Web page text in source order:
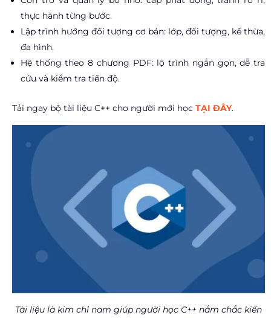
thực hành từng bước.
Lập trình hướng đối tượng cơ bản: lớp, đối tượng, kế thừa,
đa hình.
Hệ thống theo 8 chương PDF: lộ trình ngắn gọn, dễ tra
cứu và kiểm tra tiến độ.
Tải ngay bộ tài liệu C++ cho người mới học TẠI ĐÂY.
Tài liệu là kim chỉ nam giúp người học C++ nắm chắc kiến